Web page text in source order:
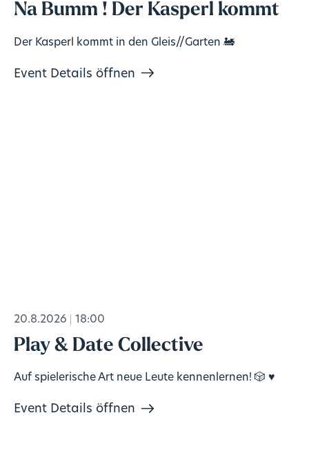
Na Bumm ! Der Kasperl kommt
Der Kasperl kommt in den Gleis//Garten 🚂
Event Details öffnen
20.8.2026 18:00
Play & Date Collective
Auf spielerische Art neue Leute kennenlernen! 🎲 ♥️
Event Details öffnen